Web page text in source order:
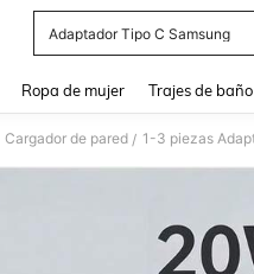
Adaptador Tipo C Samsung
Ropa de mujer Trajes de baño
Cargador de pared /